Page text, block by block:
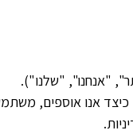
"אנחנו", "שלנו").
כיצד אנו אוספים,